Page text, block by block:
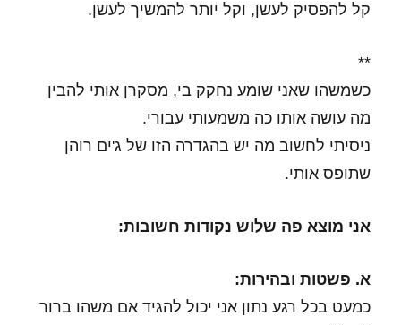
קל להפסיק לעשן, וקל יותר להמשיך לעשן.
**
כשמשהו שאני שומע נחקק בי, מסקרן אותי להבין
מה עושה אותו כה משמעותי עבורי.
ניסיתי לחשוב מה יש בהגדרה הזו של ג'ים רוהן
שתופס אותי.
אני מוצא פה שלוש נקודות חשובות:
א. פשטות ובהירות:
כמעט בכל רגע נתון אני יכול להגיד אם משהו ברור